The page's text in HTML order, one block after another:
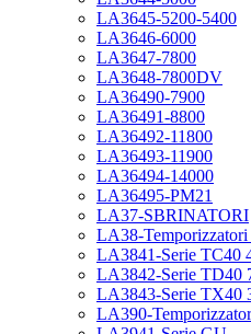
LA3645-5200-5400
LA3646-6000
LA3647-7800
LA3648-7800DV
LA36490-7900
LA36491-8800
LA36492-11800
LA36493-11900
LA36494-14000
LA36495-PM21
LA37-SBRINATORI
LA38-
LA3841-Serie TC40
LA3842-Serie TD40
LA3843-Serie TX40
LA390-